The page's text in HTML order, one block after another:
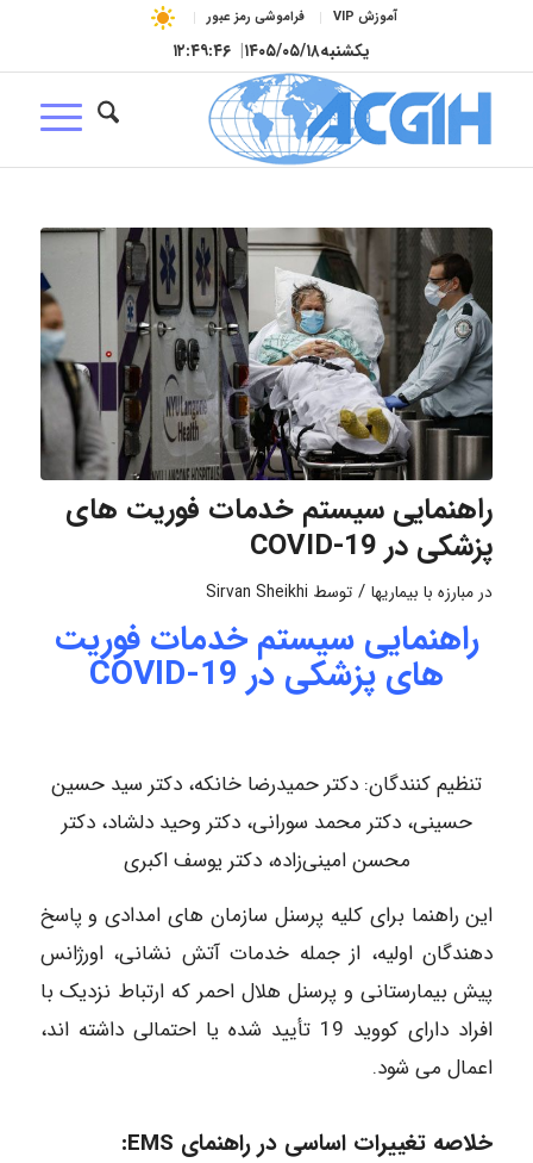
آموزش VIP فراموشی رمز عبور
یکشنبه۱۴۰۵/۰۵/۱۸| ۱۲:۴۹:۴۷
راهنمایی سیستم خدمات فوریت های
پزشکی در COVID-19
در مبارزه با بیماریها / توسط Sirvan Sheikhi
راهنمایی سیستم خدمات فوریت
های پزشکی در COVID-19
تنظیم کنندگان: دکتر حمیدرضا خانکه، دکتر سید حسین
حسینی، دکتر محمد سورانی، دکتر وحید دلشاد، دکتر
محسن امینی‌زاده، دکتر یوسف اکبری
این راهنما برای کلیه پرسنل سازمان های امدادی و پاسخ
دهندگان اولیه، از جمله خدمات آتش نشانی، اورژانس
پیش بیمارستانی و پرسنل هلال احمر که ارتباط نزدیک با
افراد دارای کووید 19 تأیید شده یا احتمالی داشته اند،
اعمال می شود.
خلاصه تغییرات اساسی در راهنمای EMS: